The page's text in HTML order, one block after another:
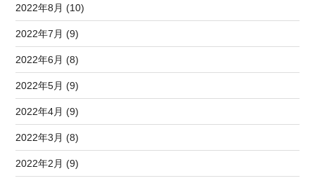
2022年8月 (10)
2022年7月 (9)
2022年6月 (8)
2022年5月 (9)
2022年4月 (9)
2022年3月 (8)
2022年2月 (9)